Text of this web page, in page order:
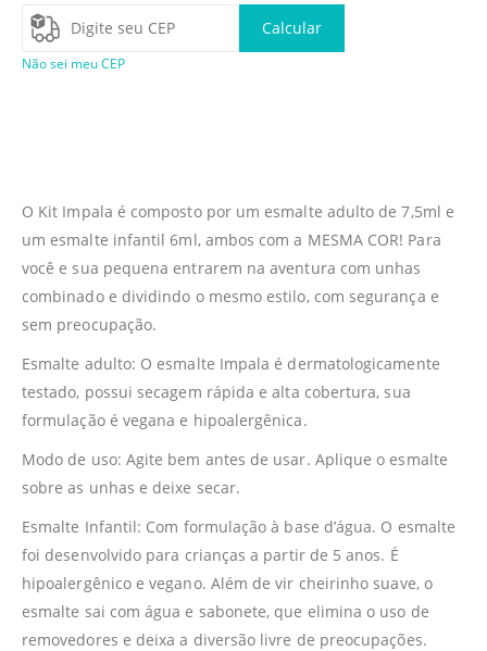
Calcular
Não sei meu CEP
O Kit Impala é composto por um esmalte adulto de 7,5ml e
um esmalte infantil 6ml, ambos com a MESMA COR! Para
você e sua pequena entrarem na aventura com unhas
combinado e dividindo o mesmo estilo, com segurança e
sem preocupação.
Esmalte adulto: O esmalte Impala é dermatologicamente
testado, possui secagem rápida e alta cobertura, sua
formulação é vegana e hipoalergênica.
Modo de uso: Agite bem antes de usar. Aplique o esmalte
sobre as unhas e deixe secar.
Esmalte Infantil: Com formulação à base d’água. O esmalte
foi desenvolvido para crianças a partir de 5 anos. É
hipoalergênico e vegano. Além de vir cheirinho suave, o
esmalte sai com água e sabonete, que elimina o uso de
removedores e deixa a diversão livre de preocupações.